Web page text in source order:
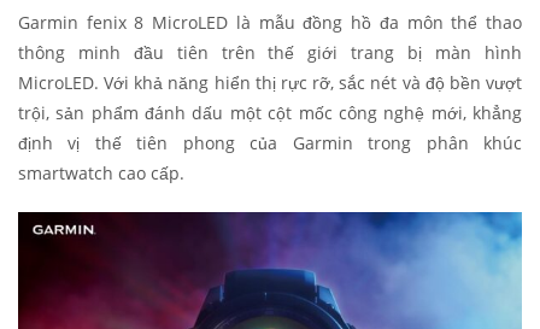
Garmin fenix 8 MicroLED là mẫu đồng hồ đa môn thể thao
thông minh đầu tiên trên thế giới trang bị màn hình
MicroLED. Với khả năng hiển thị rực rỡ, sắc nét và độ bền vượt
trội, sản phẩm đánh dấu một cột mốc công nghệ mới, khẳng
định vị thế tiên phong của Garmin trong phân khúc
smartwatch cao cấp.